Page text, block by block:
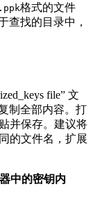
.ppk格式的文件
查找的目录中，
file” 文
制全部内容。打
并保存。建议将
的文件名，扩展
中的密钥内